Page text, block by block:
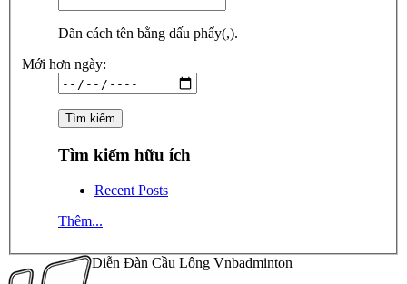
Dãn cách tên bằng dấu phẩy(,).
Mới hơn ngày:
Tìm kiếm hữu ích
Recent Posts
Thêm...
Diễn Đàn Cầu Lông Vnbadminton